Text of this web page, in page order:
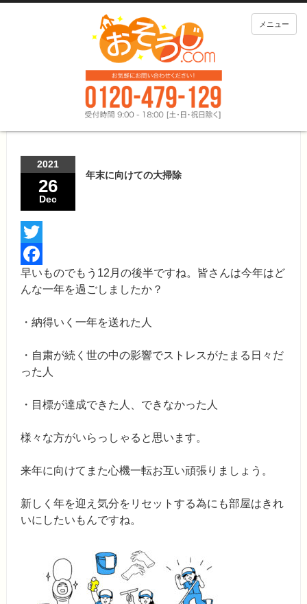
メニュー
2021
26
Dec
年末に向けての大掃除
Twitter
Facebook
早いものでもう12月の後半ですね。皆さんは今年はど
んな一年を過ごしましたか？
・納得いく一年を送れた人
・自粛が続く世の中の影響でストレスがたまる日々だ
った人
・目標が達成できた人、できなかった人
様々な方がいらっしゃると思います。
来年に向けてまた心機一転お互い頑張りましょう。
新しく年を迎え気分をリセットする為にも部屋はきれ
いにしたいもんですね。